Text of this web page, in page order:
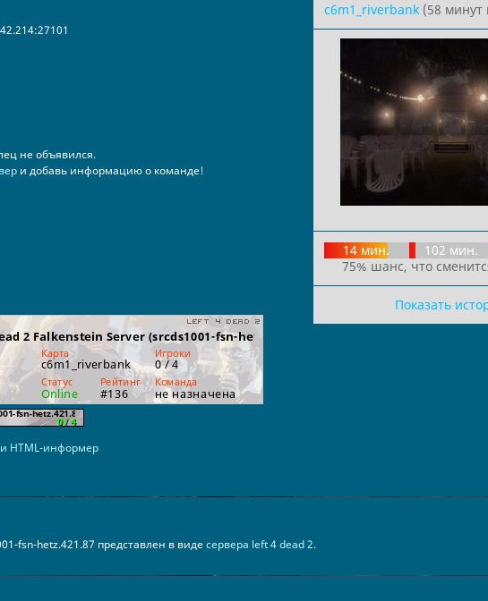
c6m1_riverbank(58 минут
14 мин. 102 мин.
75% шанс, что
Показать
не объявился.
и добавь информацию о команде!
HTML-информер
fsn-hetz.421.87 представлен в видесервера left 4 dead 2.